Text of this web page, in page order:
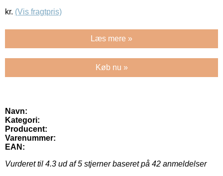
kr. (Vis fragtpris)
Læs mere »
Køb nu »
Navn:
Kategori:
Producent:
Varenummer:
EAN:
Vurderet til 4.3 ud af 5 stjerner baseret på 42 anmeldelser